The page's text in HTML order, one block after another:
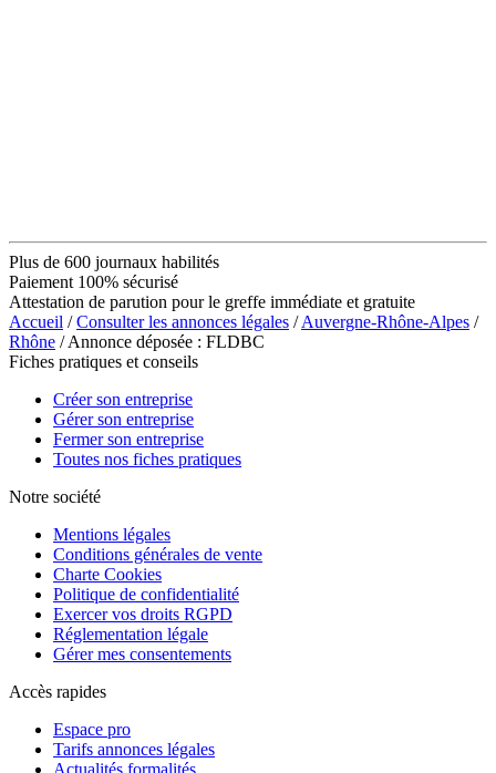
Plus de 600 journaux habilités
Paiement 100% sécurisé
Attestation de parution pour le greffe immédiate et gratuite
Accueil /Consulter les annonces légales /Auvergne-Rhône-Alpes /
Rhône / Annonce déposée : FLDBC
Fiches pratiques et conseils
Créer son entreprise
Gérer son entreprise
Fermer son entreprise
Toutes nos fiches pratiques
Notre société
Mentions légales
Conditions générales de vente
Charte Cookies
Politique de confidentialité
Exercer vos droits RGPD
Réglementation légale
Gérer mes consentements
Accès rapides
Espace pro
Tarifs annonces légales
Actualités formalités